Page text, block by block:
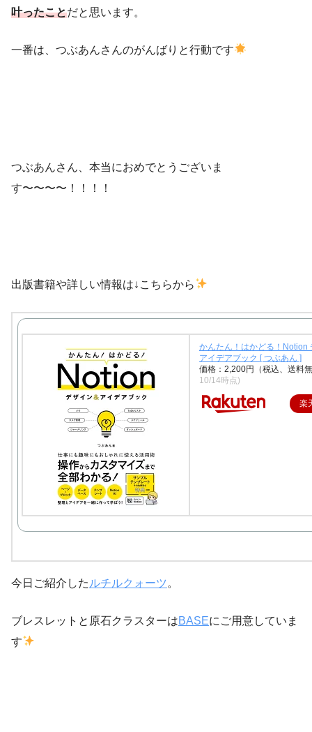
叶ったことだと思います。
一番は、つぶあんさんのがんばりと行動です
つぶあんさん、本当におめでとうございま
す〜〜〜〜！！！！
出版書籍や詳しい情報は↓こちらから
かんたん！はかどる！Notion
アイデアブック [ つぶあん ]
価格：2,200円（税込、送料
10/14時点)
楽
今日ご紹介した ルチルクォーツ。
ブレスレットと原石クラスターはBASEにご用意していま
す